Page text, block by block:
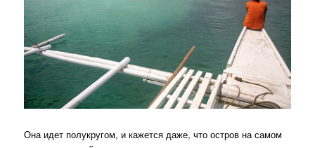
Она идет полукругом, и кажется даже, что остров на самом